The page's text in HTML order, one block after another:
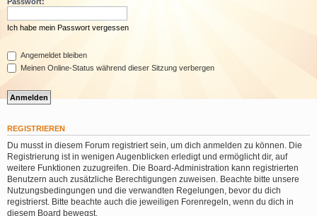
Ich habe mein Passwort vergessen
Angemeldet bleiben
Meinen Online-Status während dieser Sitzung verbergen
REGISTRIEREN
Du musst in diesem Forum registriert sein, um dich anmelden zu können. Die
Registrierung ist in wenigen Augenblicken erledigt und ermöglicht dir, auf
weitere Funktionen zuzugreifen. Die Board-Administration kann registrierten
Benutzern auch zusätzliche Berechtigungen zuweisen. Beachte bitte unsere
Nutzungsbedingungen und die verwandten Regelungen, bevor du dich
registrierst. Bitte beachte auch die jeweiligen Forenregeln, wenn du dich in
diesem Board bewegst.